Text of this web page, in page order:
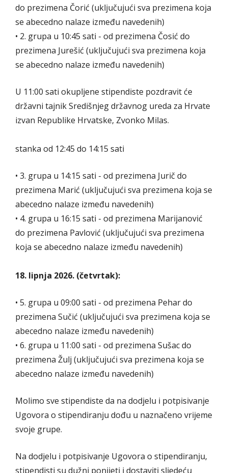
do prezimena Čorić (uključujući sva prezimena koja
se abecedno nalaze između navedenih)
• 2. grupa u 10:45 sati - od prezimena Čosić do
prezimena Jurešić (uključujući sva prezimena koja
se abecedno nalaze između navedenih)
U 11:00 sati okupljene stipendiste pozdravit će
državni tajnik Središnjeg državnog ureda za Hrvate
izvan Republike Hrvatske, Zvonko Milas.
stanka od 12:45 do 14:15 sati
• 3. grupa u 14:15 sati - od prezimena Jurič do
prezimena Marić (uključujući sva prezimena koja se
abecedno nalaze između navedenih)
• 4. grupa u 16:15 sati - od prezimena Marijanović
do prezimena Pavlović (uključujući sva prezimena
koja se abecedno nalaze između navedenih)
18. lipnja 2026. (četvrtak):
• 5. grupa u 09:00 sati - od prezimena Pehar do
prezimena Sučić (uključujući sva prezimena koja se
abecedno nalaze između navedenih)
• 6. grupa u 11:00 sati - od prezimena Sušac do
prezimena Žulj (uključujući sva prezimena koja se
abecedno nalaze između navedenih)
Molimo sve stipendiste da na dodjelu i potpisivanje
Ugovora o stipendiranju dođu u naznačeno vrijeme
svoje grupe.
Na dodjelu i potpisivanje Ugovora o stipendiranju,
stipendisti su dužni ponijeti i dostaviti sljedeću